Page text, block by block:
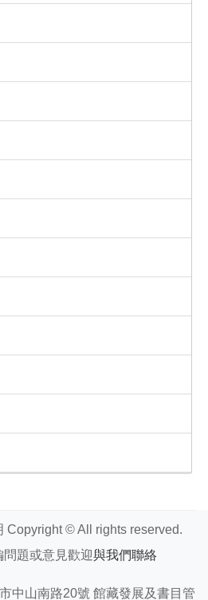
Copyright © All rights reserved.
題或意見歡迎與我們聯絡
中山南路20號 館藏發展及書目管